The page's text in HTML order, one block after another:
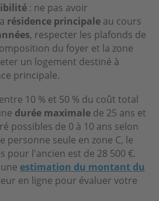
: ne pas avoir
résidence principale au cours
, respecter les plafonds de
du foyer et la zone
un logement destiné à
principale.
10 % et 50 % du coût total
durée maximale de 25 ans et
possibles de 0 à 10 ans selon
personne seule en zone C, le
pour l'ancien est de 28 500 €.
estimation du montant du
en ligne pour évaluer votre